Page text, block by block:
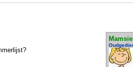
Mamsie